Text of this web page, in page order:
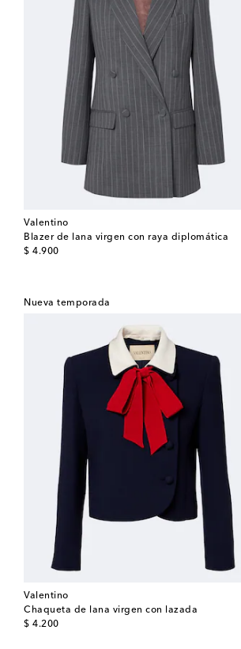
Valentino
Blazer de lana virgen con raya diplomática
$ 4.900
original price
Nueva temporada
Valentino
Chaqueta de lana virgen con lazada
$ 4.200
original price